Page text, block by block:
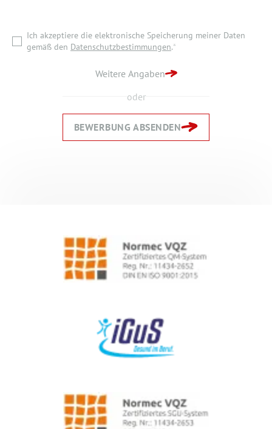
Ich akzeptiere die elektronische Speicherung meiner Daten
gemäß den Datenschutzbestimmungen.*
Weitere Angaben
oder
BEWERBUNG ABSENDEN
ZURÜCK ZUR STARTSEITE